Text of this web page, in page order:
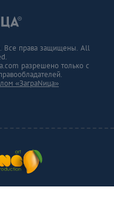
Все права защищены. All
разрешено только с
«ЗаграNица»